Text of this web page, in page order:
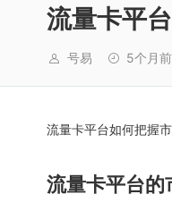
流量卡平
号易 5个月前
流量卡平台如何把握
流量卡平台的